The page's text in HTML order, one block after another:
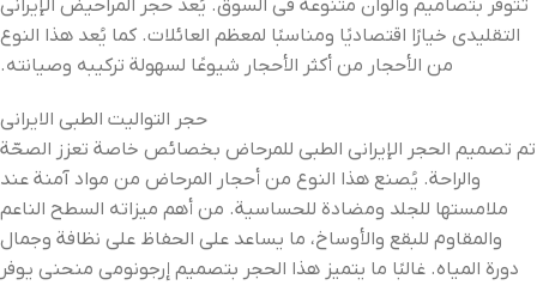
تتوفر بتصاميم وألوان متنوعة في السوق. يُعد حجر المراحيض الإيراني
التقليدي خيارًا اقتصاديًا ومناسبًا لمعظم العائلات. كما يُعد هذا النوع
من الأحجار من أكثر الأحجار شيوعًا لسهولة تركيبه وصيانته.
حجر التواليت الطبي الايراني
تم تصميم الحجر الإيراني الطبي للمرحاض بخصائص خاصة تعزز الصحّة
والراحة. يُصنع هذا النوع من أحجار المرحاض من مواد آمنة عند
ملامستها للجلد ومضادة للحساسية. من أهم ميزاته السطح الناعم
والمقاوم للبقع والأوساخ، ما يساعد على الحفاظ على نظافة وجمال
دورة المياه. غالبًا ما يتميز هذا الحجر بتصميم إرجونومي منحني يوفر